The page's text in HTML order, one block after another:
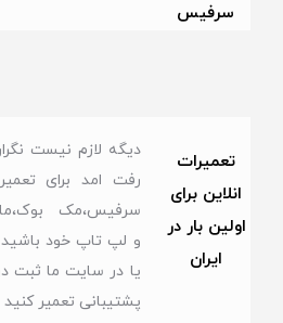
سرفیس
تعمیرات
انلاین برای
اولین بار در
ایران
دیگه لازم نیست
رفت امد برای
سرفیس،مک
و لپ تاپ خود
یا در سایت ما ثبت
پشتیبانی تعمیر کنید